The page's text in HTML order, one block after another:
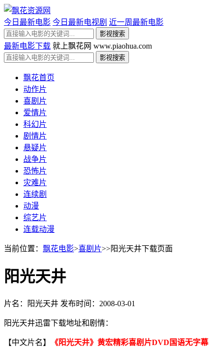
今日最新电影 今日最新电视剧 近一周最新电影
最新电影下载 就上飘花网 www.piaohua.com
飘花首页
动作片
喜剧片
爱情片
科幻片
剧情片
悬疑片
战争片
恐怖片
灾难片
连续剧
动漫
综艺片
连载动漫
当前位置： 飘花电影>喜剧片>>阳光天井下载页面
阳光天井
片名：阳光天井 发布时间：2008-03-01
阳光天井迅雷下载地址和剧情：
【中文片名】
《阳光天井》黄宏精彩喜剧片DVD国语无字幕